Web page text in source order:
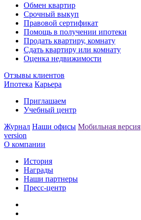
Обмен квартир
Срочный выкуп
Правовой сертификат
Помощь в получении ипотеки
Продать квартиру, комнату
Сдать квартиру или комнату
Оценка недвижимости
Отзывы клиентов
Ипотека Карьера
Приглашаем
Учебный центр
Журнал Наши офисы Мобильная версия
version
О компании
История
Награды
Наши партнеры
Пресс-центр